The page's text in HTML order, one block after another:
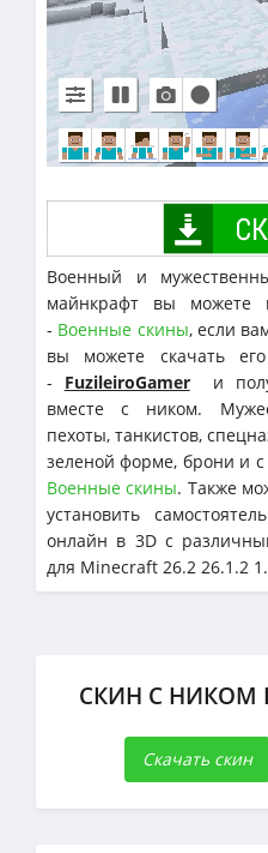
Военный и
майнкрафт вы можете
- Военные скины, если
вы можете скачать
- FuzileiroGamerи
вместе с ником.
пехоты, танкистов,
зеленой форме, брони и
Военные скины. Также
установить
онлайн в 3D с
для Minecraft 26.2 26.1.2
СКИН С НИКОМ
Скачать скин